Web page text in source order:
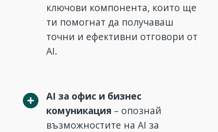
ключови компонента, които ще
ти помогнат да получаваш
точни и ефективни отговори от
AI.
AI за офис и бизнес
комуникация – опознай
възможностите на AI за